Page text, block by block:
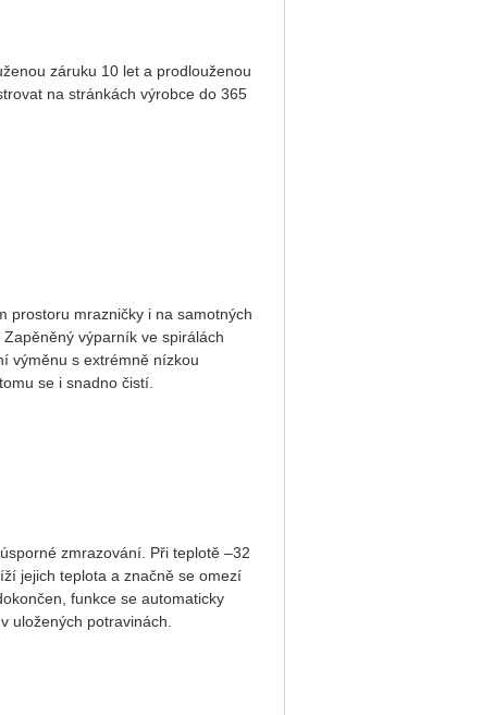
záruku 10 let a prodlouženou
na stránkách výrobce do 365
prostoru mrazničky i na samotných
výparník ve spirálách
výměnu s extrémně nízkou
se i snadno čistí.
zmrazování. Při teplotě –32
jejich teplota a značně se omezí
funkce se automaticky
uložených potravinách.